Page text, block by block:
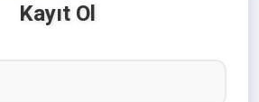
Kayıt Ol